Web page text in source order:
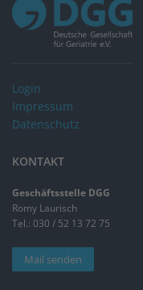
Login
Impressum
Datenschutz
KONTAKT
Geschäftsstelle DGG
Romy Laurisch
Tel.: 030 / 52 13 72 75
Mail senden